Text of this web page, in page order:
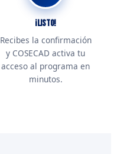
¡Listo!
Recibes la confirmación
y COSECAD activa tu
acceso al programa en
minutos.